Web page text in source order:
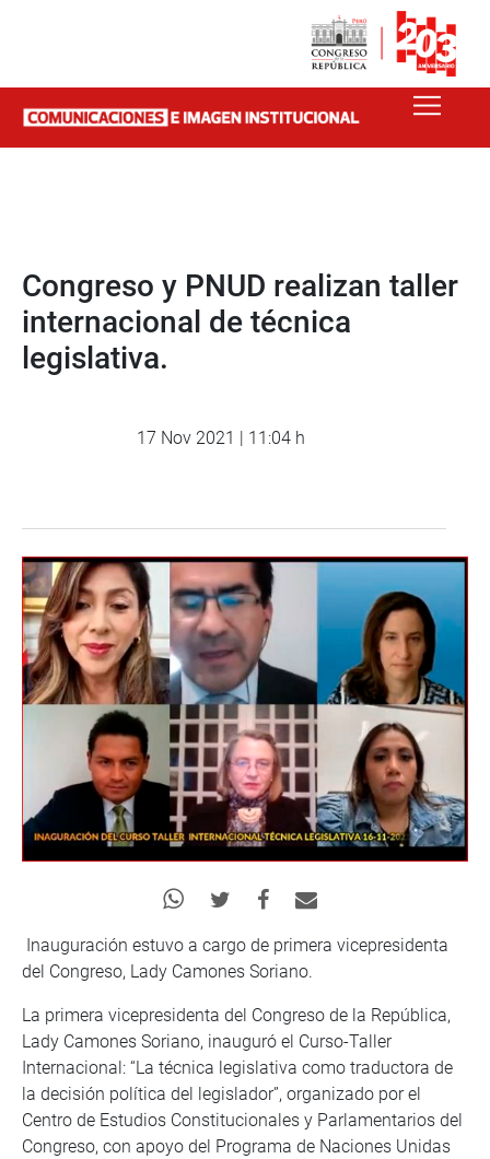
Congreso y PNUD realizan taller
internacional de técnica
legislativa.
17 Nov 2021 | 11:04 h
Inauguración estuvo a cargo de primera vicepresidenta
del Congreso, Lady Camones Soriano.
La primera vicepresidenta del Congreso de la República,
Lady Camones Soriano, inauguró el Curso-Taller
Internacional: “La técnica legislativa como traductora de
la decisión política del legislador”, organizado por el
Centro de Estudios Constitucionales y Parlamentarios del
Congreso, con apoyo del Programa de Naciones Unidas